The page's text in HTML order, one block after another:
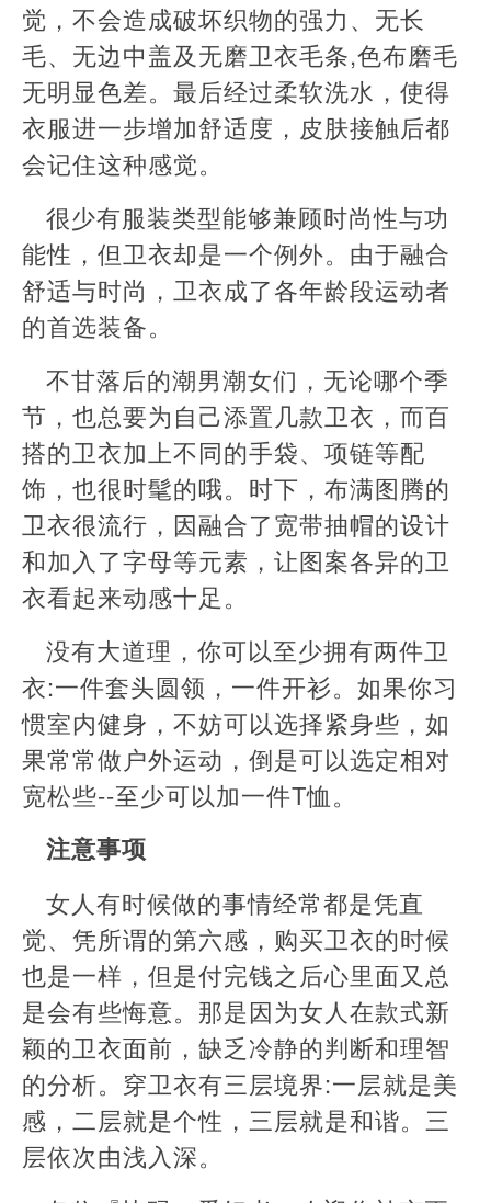
觉，不会造成破坏织物的强力、无长
毛、无边中盖及无磨卫衣毛条,色布磨毛
无明显色差。最后经过柔软洗水，使得
衣服进一步增加舒适度，皮肤接触后都
会记住这种感觉。
很少有服装类型能够兼顾时尚性与功
能性，但卫衣却是一个例外。由于融合
舒适与时尚，卫衣成了各年龄段运动者
的首选装备。
不甘落后的潮男潮女们，无论哪个季
节，也总要为自己添置几款卫衣，而百
搭的卫衣加上不同的手袋、项链等配
饰，也很时髦的哦。时下，布满图腾的
卫衣很流行，因融合了宽带抽帽的设计
和加入了字母等元素，让图案各异的卫
衣看起来动感十足。
没有大道理，你可以至少拥有两件卫
衣:一件套头圆领，一件开衫。如果你习
惯室内健身，不妨可以选择紧身些，如
果常常做户外运动，倒是可以选定相对
宽松些--至少可以加一件T恤。
注意事项
女人有时候做的事情经常都是凭直
觉、凭所谓的第六感，购买卫衣的时候
也是一样，但是付完钱之后心里面又总
是会有些悔意。那是因为女人在款式新
颖的卫衣面前，缺乏冷静的判断和理智
的分析。穿卫衣有三层境界:一层就是美
感，二层就是个性，三层就是和谐。三
层依次由浅入深。